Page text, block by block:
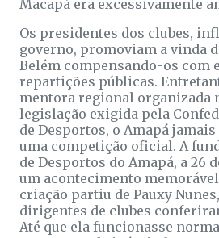
Macapá era excessivamente
Os presidentes dos clubes,
governo, promoviam a vinda
Belém compensando-os com
repartições públicas.
mentora regional organizada
legislação exigida pela
de Desportos, o Amapá
uma competição oficial. A
de Desportos do Amapá, a 26
um acontecimento
criação partiu de Pauxy
dirigentes de clubes
Até que ela funcionasse